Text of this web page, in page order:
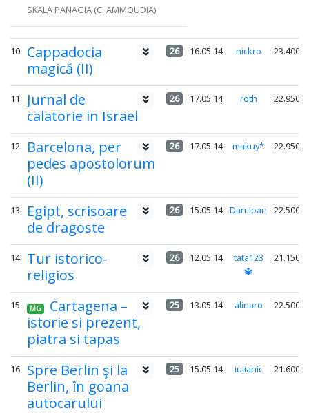
SKALA PANAGIA (C. AMMOUDIA)
10
Cappadocia
magică (II)
26 16.05.14 nickro 23.400
11
Jurnal de
calatorie in Israel
26 17.05.14 roth 22.950
12
Barcelona, per
pedes apostolorum
(II)
26 17.05.14 makuy* 22.950
13
Egipt, scrisoare
de dragoste
26 15.05.14 Dan-Ioan 22.500
14 Tur istorico-
religios
26 12.05.14
tata123
🔱
21.150
15 MG
Cartagena –
istorie si prezent,
piatra si tapas
25 13.05.14 alinaro 22.500
16
Spre Berlin şi la
Berlin, în goana
autocarului
25 15.05.14 iulianic 21.600